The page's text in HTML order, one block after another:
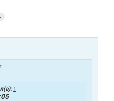
↑
↑